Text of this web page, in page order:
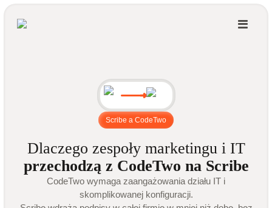
Scribe a CodeTwo
Dlaczego zespoły marketingu i IT
przechodzą z CodeTwo na Scribe
CodeTwo wymaga zaangażowania działu IT i
skomplikowanej konfiguracji.